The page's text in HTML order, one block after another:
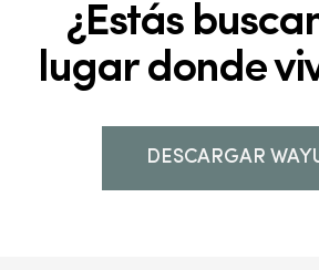
¿Estás
lugar donde
DESCARGAR